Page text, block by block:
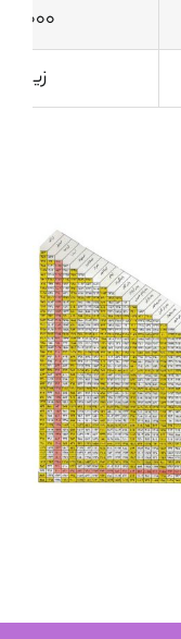
1500.000
زیر 2،000،000